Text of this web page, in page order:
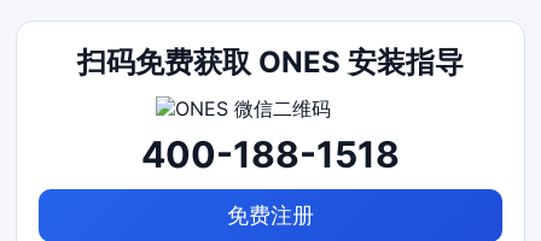
扫码免费获取 ONES 安装指导
400-188-1518
免费注册